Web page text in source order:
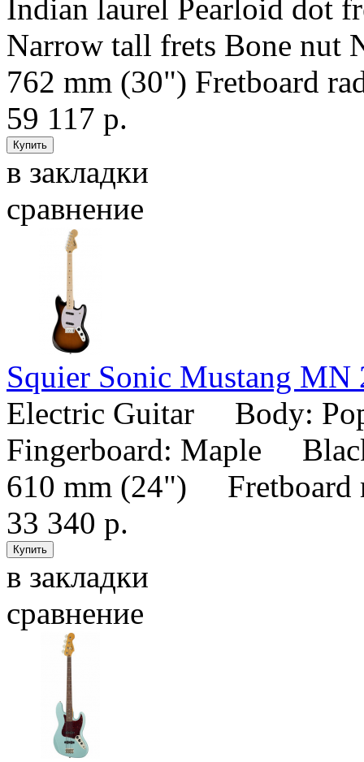
Indian laurel Pearloid dot
Narrow tall frets Bone nut
762 mm (30") Fretboard
59 117 р.
в закладки
сравнение
Squier Sonic Mustang MN
Electric Guitar Body:
Fingerboard: Maple
610 mm (24") Fretboard
33 340 р.
в закладки
сравнение